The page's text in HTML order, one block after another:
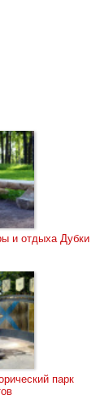
и отдыха Дубки
парк